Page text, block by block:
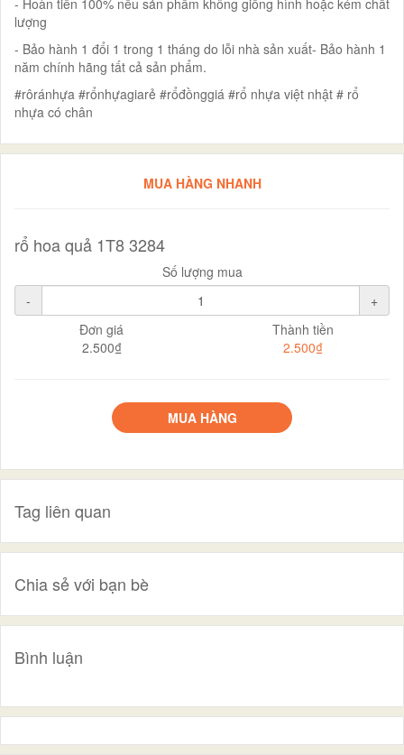
- Hoàn tiền 100% nếu sản phẩm không giống hình hoặc kém chất
lượng
- Bảo hành 1 đổi 1 trong 1 tháng do lỗi nhà sản xuất- Bảo hành 1
năm chính hãng tất cả sản phẩm.
#rôránhựa #rổnhựagiarẻ #rổđồnggiá #rổ nhựa việt nhật # rổ
nhựa có chân
MUA HÀNG NHANH
rổ hoa quả 1T8 3284
Số lượng mua
-
+
Đơn giá
2.500₫
Thành tiền
2.500₫
MUA HÀNG
Tag liên quan
Chia sẻ với bạn bè
Bình luận